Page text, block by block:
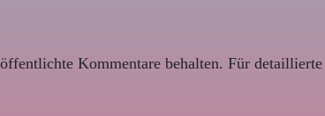
Kommentare behalten. Für